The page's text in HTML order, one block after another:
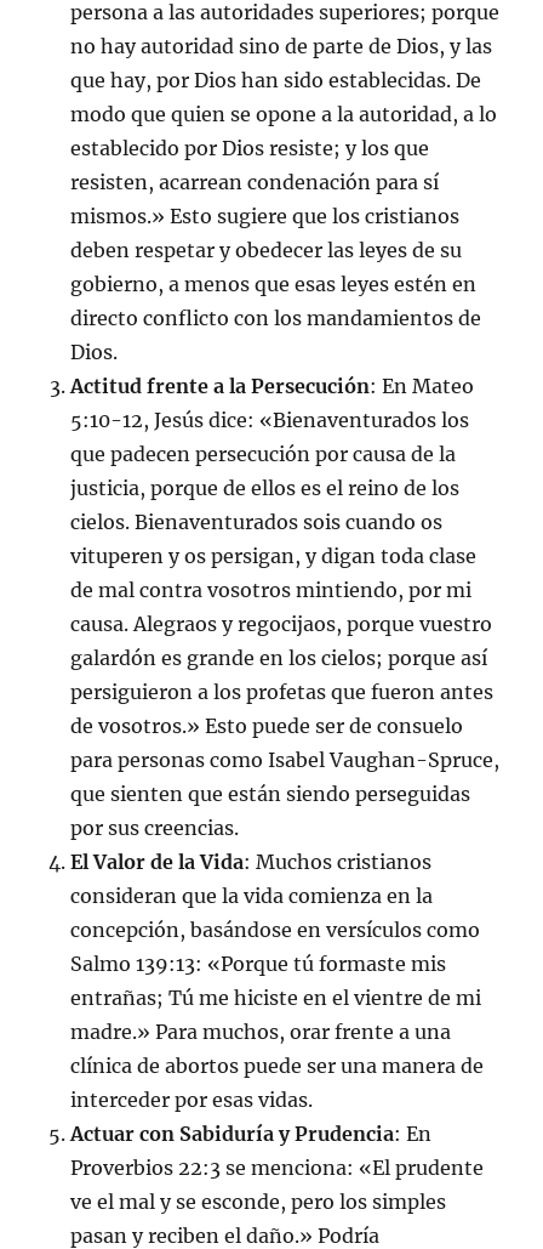
persona a las autoridades superiores; porque
no hay autoridad sino de parte de Dios, y las
que hay, por Dios han sido establecidas. De
modo que quien se opone a la autoridad, a lo
establecido por Dios resiste; y los que
resisten, acarrean condenación para sí
mismos.» Esto sugiere que los cristianos
deben respetar y obedecer las leyes de su
gobierno, a menos que esas leyes estén en
directo conflicto con los mandamientos de
Dios.
Actitud frente a la Persecución: En Mateo
5:10-12, Jesús dice: «Bienaventurados los
que padecen persecución por causa de la
justicia, porque de ellos es el reino de los
cielos. Bienaventurados sois cuando os
vituperen y os persigan, y digan toda clase
de mal contra vosotros mintiendo, por mi
causa. Alegraos y regocijaos, porque vuestro
galardón es grande en los cielos; porque así
persiguieron a los profetas que fueron antes
de vosotros.» Esto puede ser de consuelo
para personas como Isabel Vaughan-Spruce,
que sienten que están siendo perseguidas
por sus creencias.
El Valor de la Vida: Muchos cristianos
consideran que la vida comienza en la
concepción, basándose en versículos como
Salmo 139:13: «Porque tú formaste mis
entrañas; Tú me hiciste en el vientre de mi
madre.» Para muchos, orar frente a una
clínica de abortos puede ser una manera de
interceder por esas vidas.
Actuar con Sabiduría y Prudencia: En
Proverbios 22:3 se menciona: «El prudente
ve el mal y se esconde, pero los simples
pasan y reciben el daño.» Podría